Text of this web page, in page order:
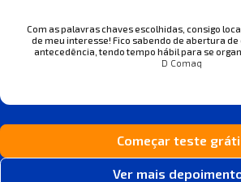
Com as palavras chaves escolhidas, consigo
de meu interesse! Fico sabendo de abertura
antecedência, tendo tempo hábil para se
D Comaq
Começar teste
Ver mais